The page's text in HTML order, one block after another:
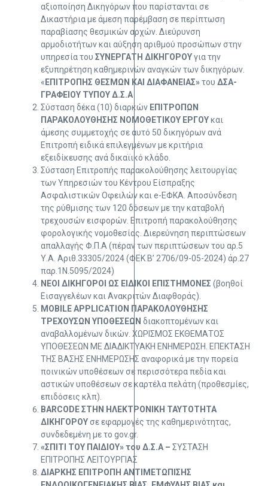
αξιοποίηση Δικηγόρων που παρίστανται σε
Δικαστήρια με άμεση παρέμβαση σε περίπτωση
παραβίασης θεσμικών αρχών. Διεύρυνση
αρμοδιοτήτων και αύξηση αριθμού προσώπων στην
υπηρεσία του ΣΥΝΕΡΓΑΤΗ ΔΙΚΗΓΟΡΟΥγια την
εξυπηρέτηση καθημερινών αναγκών των δικηγόρων.
« ΕΠΙΤΡΟΠΗΣ ΘΕΣΜΩΝ ΚΑΙ ΔΙΑΦΑΝΕΙΑΣ»του ΔΣΑ-
ΓΡΑΦΕΙΟΥ ΤΥΠΟΥ Δ.Σ.Α
Σύσταση δέκα (10) διαρκών ΕΠΙΤΡΟΠΩΝ
ΠΑΡΑΚΟΛΟΥΘΗΣΗΣ ΝΟΜΟΘΕΤΙΚΟΥ ΕΡΓΟΥκαι
άμεσης συμμετοχής σε αυτό 50 δικηγόρων ανά
Επιτροπή ειδικά επιλεγμένων με κριτήρια
εξειδίκευσης ανά δικαϊικό κλάδο.
Σύσταση Επιτροπής παρακολούθησης λειτουργίας
των Υπηρεσιών του Κέντρου Είσπραξης
Ασφαλιστικών Οφειλών και e-ΕΦΚΑ. Aποσύνδεση
της ρύθμισης των 120 δόσεων με την καταβολή
τρεχουσών εισφορών. Επιτροπή παρακολούθησης
φορολογικής νομοθεσίας. Διερεύνηση περιπτώσεων
απαλλαγής Φ.Π.Α (πέραν των περιπτώσεων του αρ.5
Υ.Α. Αριθ.33305/2024 (ΦΕΚ Β’ 2706/09-05-2024) άρ.27
παρ.1Ν.5095/2024)
ΝΕΟΙ ΔΙΚΗΓΟΡΟΙ ΩΣ ΕΙΔΙΚΟΙ ΕΠΙΣΤΗΜΟΝΕΣ (βοηθοί
Εισαγγελέων και Ανακριτών Διαφθοράς).
MOBILE APPLICATION ΠΑΡΑΚΟΛΟΥΘΗΣΗΣ
ΤΡΕΧΟΥΣΩΝ ΥΠΟΘΕΣΕΩΝ διακοπτομένων και
αναβαλλομένων δικών. ΧΩΡΙΣΜΟΣ ΕΚΘΕΜΑΤΟΣ
ΥΠΟΘΕΣΕΩΝ ΜΕ ΔΙΑΔΙΚΤΥΑΚΗ ΕΝΗΜΕΡΩΣΗ. ΕΠΕΚΤΑΣΗ
ΤΗΣ ΒΑΣΗΣ ΕΝΗΜΕΡΩΣΗΣ αναφορικά με την πορεία
ποινικών υποθέσεων σε περισσότερα πεδία και
αστικών υποθέσεων σε καρτέλα πελάτη (προθεσμίες,
επιδόσεις κλπ).
BARCODΕ ΣΤΗΝ ΗΛΕΚΤΡΟΝΙΚΗ ΤΑΥΤΟΤΗΤΑ
ΔΙΚΗΓΟΡΟΥσε εφαρμογές της καθημερινότητας,
συνδεδεμένη με το gov.gr.
«ΣΠΙΤΙ ΤΟΥ ΠΑΙΔΙΟΥ» του Δ.Σ.Α – ΣΥΣΤΑΣΗ
ΕΠΙΤΡΟΠΗΣ ΛΕΙΤΟΥΡΓΙΑΣ
ΔΙΑΡΚΗΣ ΕΠΙΤΡΟΠΗ ΑΝΤΙΜΕΤΩΠΙΣΗΣ